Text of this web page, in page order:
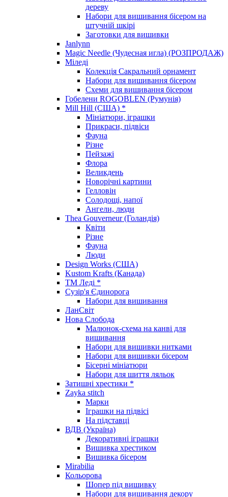
дереву
Набори для вишивання бісером на
штучній шкірі
Заготовки для вишивки
Janlynn
Magic Needle (Чудесная игла) (РОЗПРОДАЖ)
Міледі
Колекція Сакральний орнамент
Набори для вишивання бісером
Схеми для вишивання бісером
Гобелени ROGOBLEN (Румунія)
Mill Hill (США) *
Мініатюри, іграшки
Прикраси, підвіси
Фауна
Різне
Пейзажі
Флора
Великдень
Новорічні картини
Гелловін
Солодощі, напої
Ангели, люди
Thea Gouverneur (Голандія)
Квіти
Різне
Фауна
Люди
Design Works (США)
Kustom Krafts (Канада)
ТМ Леді *
Сузір'я Єдинорога
Набори для вишивання
ЛанСвіт
Нова Слобода
Малюнок-схема на канві для
вишивання
Набори для вишивки нитками
Набори для вишивки бісером
Бісерні мініатюри
Набори для шиття ляльок
Затишні хрестики *
Zayka stitch
Марки
Іграшки на підвісі
На підставці
ВДВ (Україна)
Декоративні іграшки
Вишивка хрестиком
Вишивка бісером
Mirabilia
Кольорова
Шопер під вишивку
Набори для вишивання декору